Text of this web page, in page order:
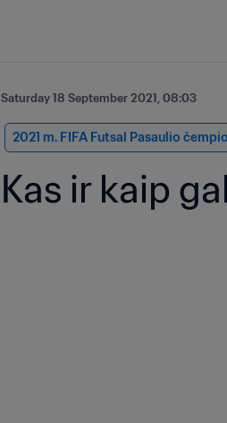
Saturday 18 September 2021, 08:03
2021 m. FIFA Futsal Pasaulio
Kas ir kaip